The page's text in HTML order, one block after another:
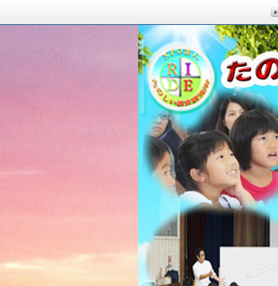
たのしい教
楽しい授業,たのしい
い,RIDE,沖縄県 教育,
Education,楽しい授業
力向上,教育技術,教育
教員採用試験,沖縄 教
科学,たのしい科学,た
う,いっきゅうハカセ,
グ,教員採用試験,名人
向上,沖縄の教育,たの
さでクリエイトする
立四年で17000人以
由研究.しまくとぅば,